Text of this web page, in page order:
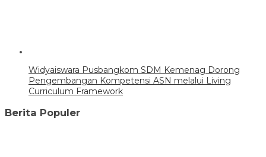
Widyaiswara Pusbangkom SDM Kemenag Dorong
Pengembangan Kompetensi ASN melalui Living
Curriculum Framework
Berita Populer